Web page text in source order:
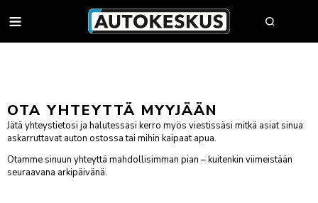
AUTOHAKU
MYY AUTOSI
VAIHTOAUTOT
OTA YHTEYTTÄ MYYJÄÄN
Jätä yhteystietosi ja halutessasi kerro myös viestissäsi mitkä asiat sinua
askarruttavat auton ostossa tai mihin kaipaat apua.
Otamme sinuun yhteyttä mahdollisimman pian – kuitenkin viimeistään
seuraavana arkipäivänä.